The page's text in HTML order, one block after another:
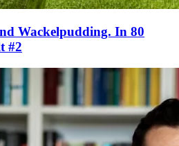
Wackelpudding. In 80
#2